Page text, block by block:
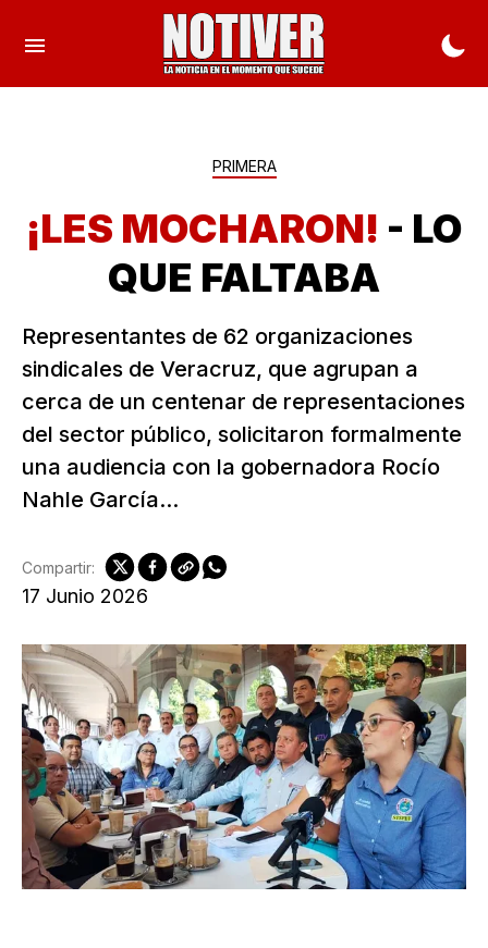
PRIMERA
¡LES MOCHARON! - LO
QUE FALTABA
Representantes de 62 organizaciones
sindicales de Veracruz, que agrupan a
cerca de un centenar de representaciones
del sector público, solicitaron formalmente
una audiencia con la gobernadora Rocío
Nahle García...
17 Junio 2026
Compartir: